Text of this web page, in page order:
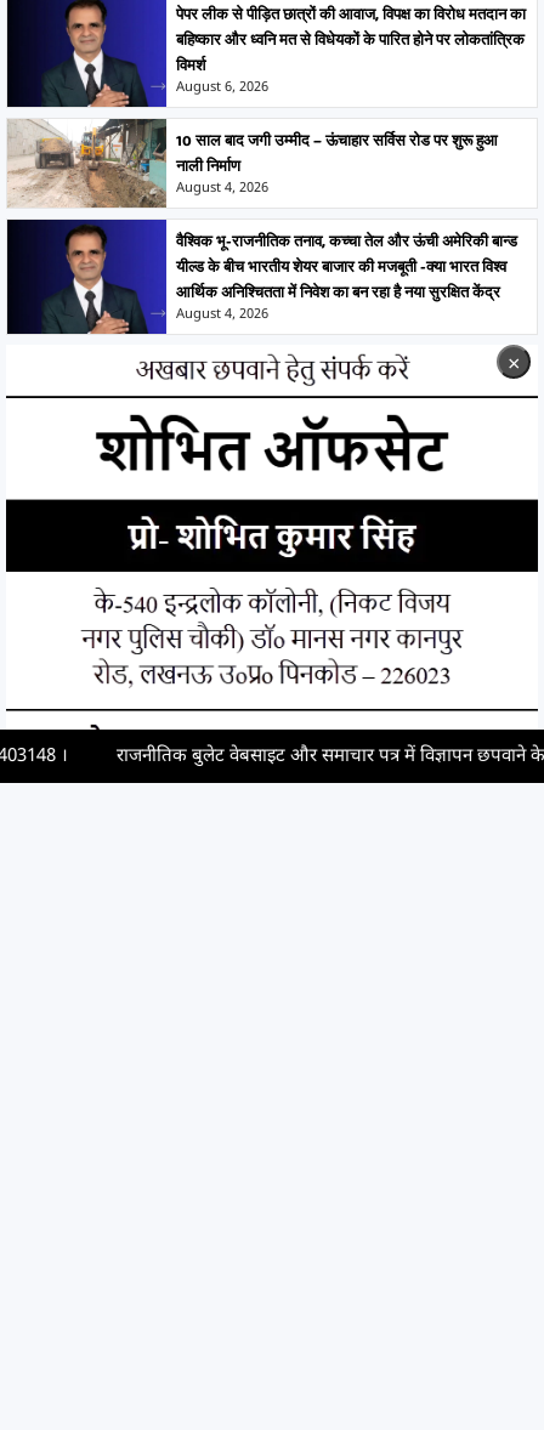
पेपर लीक से पीड़ित छात्रों की आवाज, विपक्ष का विरोध मतदान का
बहिष्कार और ध्वनि मत से विधेयकों के पारित होने पर लोकतांत्रिक
विमर्श
August 6, 2026
10 साल बाद जगी उम्मीद – ऊंचाहार सर्विस रोड पर शुरू हुआ
नाली निर्माण
August 4, 2026
वैश्विक भू-राजनीतिक तनाव, कच्चा तेल और ऊंची अमेरिकी बान्ड
यील्ड के बीच भारतीय शेयर बाजार की मजबूती -क्या भारत विश्व
आर्थिक अनिश्चितता में निवेश का बन रहा है नया सुरक्षित केंद्र
August 4, 2026
×
राजनीतिक बुलेट वेबसाइट और समाचार पत्र में विज्ञापन छपवाने के लिए संपर्क